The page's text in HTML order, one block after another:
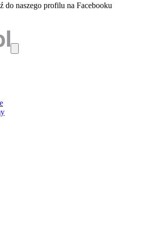
się w nowej karcie
do naszego profilu na Facebooku